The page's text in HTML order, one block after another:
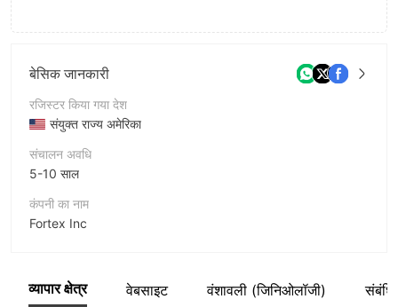
बेसिक जानकारी
रजिस्टर किया गया देश
संयुक्त राज्य अमेरिका
संचालन अवधि
5-10 साल
कंपनी का नाम
Fortex Inc
कंपनी का कर्मचारी
व्यापार क्षेत्र वेबसाइट वंशावली (जिनिओलॉजी)